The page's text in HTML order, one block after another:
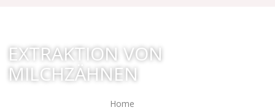
EXTRAKTION VON
MILCHZÄHNEN
Home